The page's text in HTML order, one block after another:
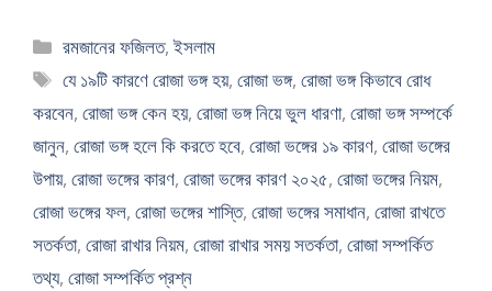
Categories
রমজানের ফজিলত,ইসলাম
Tags
যে ১৯টি কারণে রোজা ভঙ্গ হয়,রোজা ভঙ্গ,রোজা ভঙ্গ কিভাবে রোধ
করবেন, রোজা ভঙ্গ কেন হয়, রোজা ভঙ্গ নিয়ে ভুল ধারণা, রোজা ভঙ্গ সম্পর্কে
জানুন, রোজা ভঙ্গ হলে কি করতে হবে, রোজা ভঙ্গের ১৯ কারণ, রোজা ভঙ্গের
উপায়, রোজা ভঙ্গের কারণ, রোজা ভঙ্গের কারণ ২০২৫, রোজা ভঙ্গের নিয়ম,
রোজা ভঙ্গের ফল, রোজা ভঙ্গের শাস্তি, রোজা ভঙ্গের সমাধান, রোজা রাখতে
সতর্কতা, রোজা রাখার নিয়ম, রোজা রাখার সময় সতর্কতা, রোজা সম্পর্কিত
তথ্য, রোজা সম্পর্কিত প্রশ্ন